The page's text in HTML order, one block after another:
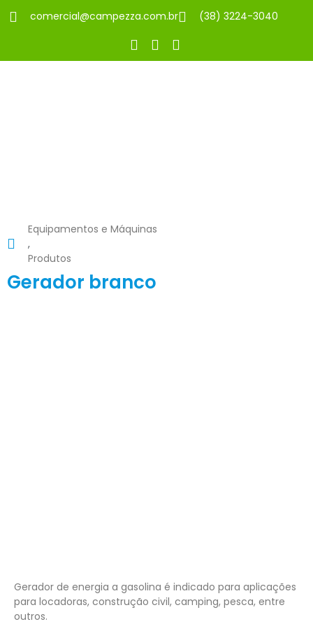
comercial@campezza.com.br (38) 3224-3040
Equipamentos e Máquinas
,
Produtos
Gerador branco
Gerador de energia a gasolina é indicado para aplicações
para locadoras, construção civil, camping, pesca, entre
outros.